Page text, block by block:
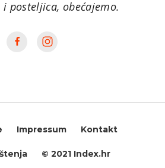
i posteljica, obećajemo.
Impressum Kontakt
© 2021 Index.hr